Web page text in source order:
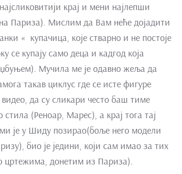
крај и мени најлепши
Париза). Мислим да Вам неће дојадити
« купачица, које стварно и не постоје
се купају само деца и кадгод која
џбуњем). Мучила ме је одавно жеља да
такав циклус где се исте фигуре
видео, да су сликари често баш тиме
стила (Реноар, Марес), а крај тога тај
је у Шиду позирао(боље него модели
био је једини, који сам имао за тих
цртежима, донетим из Париза).